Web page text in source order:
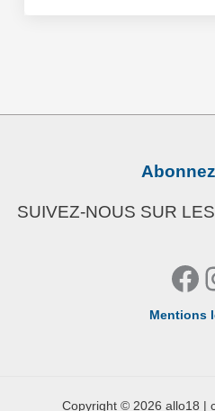
SUIVEZ-NOUS SUR
Mentions
Copyright © 2026 allo18 |